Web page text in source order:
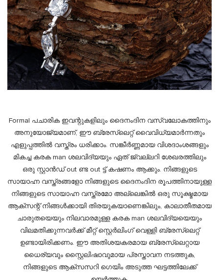
Formal പചാരിക ഇവന്റുകളിലും ദൈനംദിന വസ്വലോകത്തിനും
അനുയോജ്യമാണ്, ഈ ബ്രേസ്ലെറ്റ് വൈവിധ്യമാർന്നതും
എളുപ്പത്തിൽ വസ്ത്രം ധരിക്കാം. സങ്കീർണ്ണമായ വിശദാംശങ്ങളും
മികച്ച കരക man ശലവിദ്യയും ഏത് ജ്വല്ലറി ശേഖരത്തിലും
ഒരു സ്റ്റാൻഡ് out ണ്ട out ട്ട് കഷണം ആക്കും. നിങ്ങളുടെ
സായാഹ്ന വസ്ത്രങ്ങളോ നിങ്ങളുടെ ദൈനംദിന രൂപത്തിനായുള്ള
നിങ്ങളുടെ സായാഹ്ന വസ്ത്രമോ അല്ലെങ്കിൽ ഒരു സൂക്ഷ്മമായ
ആക്സന്റ് നിങ്ങൾക്കായി തിരയുകയാണെങ്കിലും, കാലാതീതമായ
ചാരുതയെയും നിലവാരമുള്ള കരക man ശലവിദ്യയെയും
വിലമതിക്കുന്നവർക്ക് മീറ്റ് സ്റ്റെർലിംഗ് വെള്ളി ബ്രേസ്ലെറ്റ്
ഉണ്ടായിരിക്കണം. ഈ അതിശയകരമായ ബ്രേസ്ലെറ്റായ
ധൈര്യവും സ്റ്റൈലിഷാവുമായ പ്രസ്താവന നടത്തുക,
നിങ്ങളുടെ ആക്സസറി ഗെയിം അടുത്ത ഘട്ടത്തിലേക്ക്